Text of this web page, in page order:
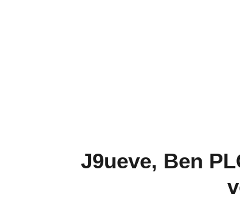
J9ueve, Ben